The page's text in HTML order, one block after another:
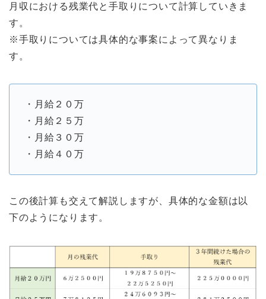
月収における残業代と手取りについて計算していきま
す。
※手取りについては具体的な事案によって異なりま
す。
・月給２０万
・月給２５万
・月給３０万
・月給４０万
この後計算も交えて解説しますが、具体的な金額は以
下のようになります。